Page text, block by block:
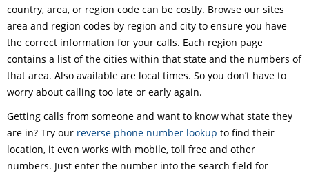
country, area, or region code can be costly. Browse our sites
area and region codes by region and city to ensure you have
the correct information for your calls. Each region page
contains a list of the cities within that state and the numbers of
that area. Also available are local times. So you don’t have to
worry about calling too late or early again.
Getting calls from someone and want to know what state they
are in? Try our reverse phone number lookup to find their
location, it even works with mobile, toll free and other
numbers. Just enter the number into the search field for